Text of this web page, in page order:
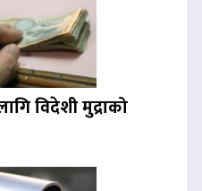
विदेशी मुद्राको